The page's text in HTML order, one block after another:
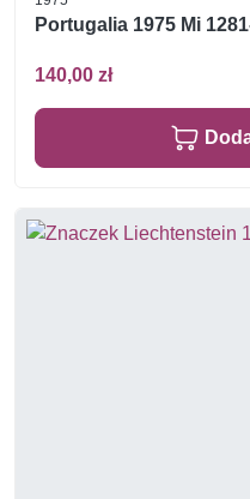
Portugalia 1975 Mi
140,00 zł